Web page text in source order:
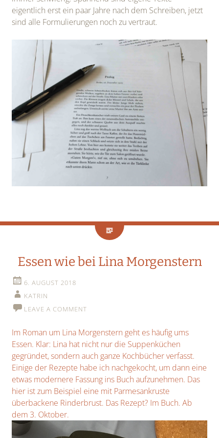
eigentlich erst ein paar Jahre nach dem Schreiben, jetzt
sind alle Formulierungen noch zu vertraut.
Essen wie bei Lina Morgenstern
6. AUGUST 2018
KATRIN
LEAVE A COMMENT
Im Roman um Lina Morgenstern geht es häufig ums
Essen. Klar: Lina hat nicht nur die Suppenküchen
gegründet, sondern auch ganze Kochbücher verfasst.
Einige der Rezepte habe ich nachgekocht, um dann eine
etwas modernere Fassung ins Buch aufzunehmen. Das
hier ist zum Beispiel eine mit Parmesankruste
überbackene Rinderbrust. Das Rezept? Im Buch. Ab
dem 3. Oktober.